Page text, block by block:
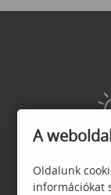
A
Oldalunk
információkat